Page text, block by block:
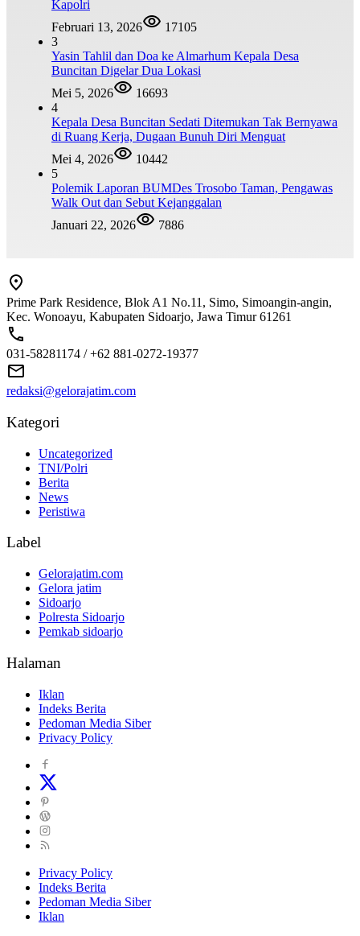
Kapolri
Februari 13, 2026
17105
3
Yasin Tahlil dan Doa ke Almarhum Kepala Desa
Buncitan Digelar Dua Lokasi
Mei 5, 2026
16693
4
Kepala Desa Buncitan Sedati Ditemukan Tak Bernyawa
di Ruang Kerja, Dugaan Bunuh Diri Menguat
Mei 4, 2026
10442
5
Polemik Laporan BUMDes Trosobo Taman, Pengawas
Walk Out dan Sebut Kejanggalan
Januari 22, 2026
7886
Prime Park Residence, Blok A1 No.11, Simo, Simoangin-angin,
Kec. Wonoayu, Kabupaten Sidoarjo, Jawa Timur 61261
031-58281174 / +62 881-0272-19377
redaksi@gelorajatim.com
Kategori
Uncategorized
TNI/Polri
Berita
News
Peristiwa
Label
Gelorajatim.com
Gelora jatim
Sidoarjo
Polresta Sidoarjo
Pemkab sidoarjo
Halaman
Iklan
Indeks Berita
Pedoman Media Siber
Privacy Policy
Privacy Policy
Indeks Berita
Pedoman Media Siber
Iklan